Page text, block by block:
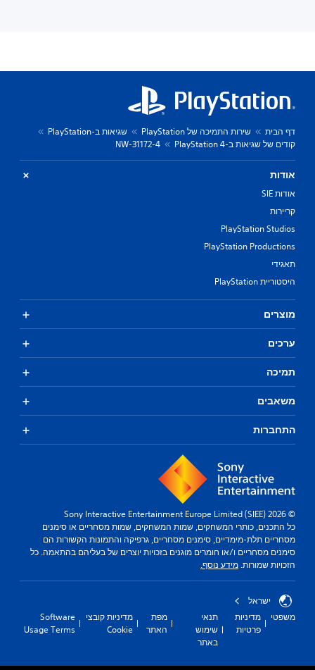
דף הבית שירות התמיכה של PlayStation
שגיאות ב-PlayStation
קודים של שגיאות ב-PlayStation 4
NW-31172-4
אודות
אודות SIE
קריירות
PlayStation Studios
PlayStation Productions
תאגידי
היסטוריית PlayStation
מוצרים
ערכים
תמיכה
משאבים
התחברות
© 2026 Sony Interactive Entertainment Europe Limited (SIEE)
כל התכנים, כותרי המשחקים, שמות המשחקים, שמות מסחריים או סימנים
מסחריים תלת-מימדיים, סימנים מסחריים, גרפיקה והתמונות הקשורות הם
סימנים מסחריים ו/או חומרים מוגנים בזכויות יוצרים של בעליהם בהתאמה. כל
הזכויות שמורות. מידע נוסף.
ישראל
משפטי
מדיניות
פרטיות
תנאי
שימוש
באתר
מפת
האתר
מדיניות קובצי
Cookie
Software
Usage Terms